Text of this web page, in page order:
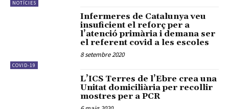
NOTÍCIES
COVID-19
Infermeres de Catalunya veu
insuficient el reforç per a
l’atenció primària i demana ser
el referent covid a les escoles
8 setembre 2020
L’ICS Terres de l’Ebre crea una
Unitat domiciliària per recollir
mostres per a PCR